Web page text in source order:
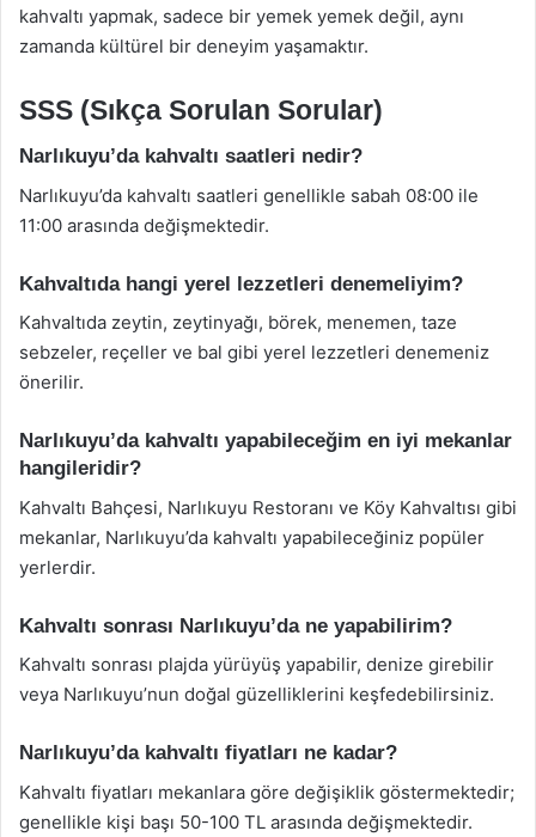
kahvaltı yapmak, sadece bir yemek yemek değil, aynı
zamanda kültürel bir deneyim yaşamaktır.
SSS (Sıkça Sorulan Sorular)
Narlıkuyu’da kahvaltı saatleri nedir?
Narlıkuyu’da kahvaltı saatleri genellikle sabah 08:00 ile
11:00 arasında değişmektedir.
Kahvaltıda hangi yerel lezzetleri denemeliyim?
Kahvaltıda zeytin, zeytinyağı, börek, menemen, taze
sebzeler, reçeller ve bal gibi yerel lezzetleri denemeniz
önerilir.
Narlıkuyu’da kahvaltı yapabileceğim en iyi mekanlar
hangileridir?
Kahvaltı Bahçesi, Narlıkuyu Restoranı ve Köy Kahvaltısı gibi
mekanlar, Narlıkuyu’da kahvaltı yapabileceğiniz popüler
yerlerdir.
Kahvaltı sonrası Narlıkuyu’da ne yapabilirim?
Kahvaltı sonrası plajda yürüyüş yapabilir, denize girebilir
veya Narlıkuyu’nun doğal güzelliklerini keşfedebilirsiniz.
Narlıkuyu’da kahvaltı fiyatları ne kadar?
Kahvaltı fiyatları mekanlara göre değişiklik göstermektedir;
genellikle kişi başı 50-100 TL arasında değişmektedir.